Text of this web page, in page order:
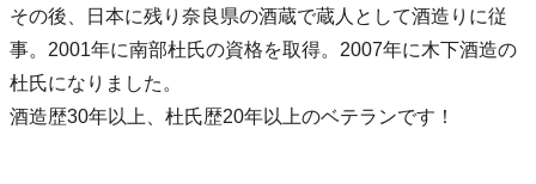
その後、日本に残り奈良県の酒蔵で蔵人として酒造りに従
事。2001年に南部杜氏の資格を取得。2007年に木下酒造の
杜氏になりました。
酒造歴30年以上、杜氏歴20年以上のベテランです！